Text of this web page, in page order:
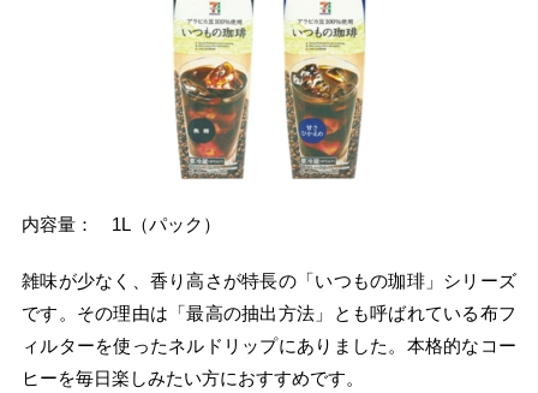
内容量： 1L（パック）
雑味が少なく、香り高さが特長の「いつもの珈琲」シリーズ
です。その理由は「最高の抽出方法」とも呼ばれている布フ
ィルターを使ったネルドリップにありました。本格的なコー
ヒーを毎日楽しみたい方におすすめです。